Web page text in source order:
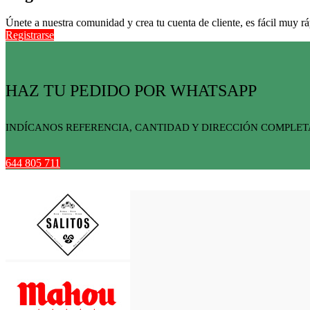
Únete a nuestra comunidad y crea tu cuenta de cliente, es fácil muy
Registrarse
HAZ TU PEDIDO POR WHATSAPP
INDÍCANOS REFERENCIA, CANTIDAD Y DIRECCIÓN
644 805 711